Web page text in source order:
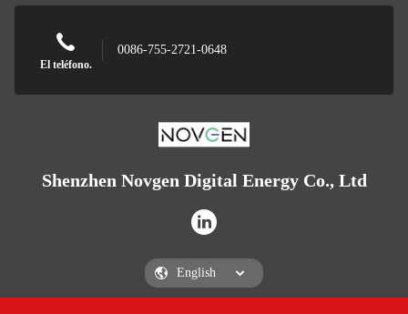
El teléfono.
0086-755-2721-0648
Shenzhen Novgen Digital Energy Co., Ltd